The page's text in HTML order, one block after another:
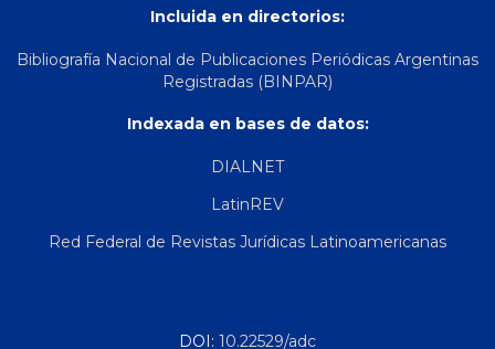
Incluida en directorios:
Bibliografía Nacional de Publicaciones Periódicas Argentinas
Registradas (BINPAR)
Indexada en bases de datos:
DIALNET
LatinREV
Red Federal de Revistas Jurídicas Latinoamericanas
DOI: 10.22529/adc